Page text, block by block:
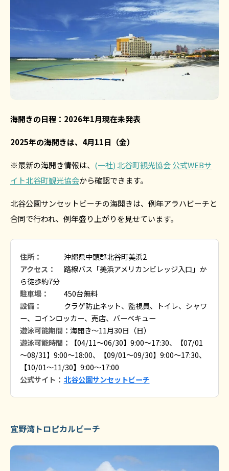
海開きの日程：2026年1月現在未発表
2025年の海開きは、4月11日（金）
※最新の海開き情報は、 (一社) 北谷町観光協会 公式WEBサ
イト北谷町観光協会から確認できます。
北谷公園サンセットビーチの海開きは、例年アラハビーチと
合同で行われ、例年盛り上がりを見せています。
住所：
沖縄県中頭郡北谷町美浜2
アクセス：
路線バス「美浜アメリカンビレッジ入口」か
ら徒歩約7分
駐車場：
450台無料
設備：
クラゲ防止ネット、監視員、トイレ、シャワ
ー、コインロッカー、売店、バーベキュー
遊泳可能期間： 海開き～11月30日（日）
遊泳可能時間：
【04/11～06/30】9:00～17:30、【07/01
～08/31】9:00～18:00、【09/01～09/30】9:00～17:30、
【10/01～11/30】9:00～17:00
公式サイト： 北谷公園サンセットビーチ
宜野湾トロピカルビーチ